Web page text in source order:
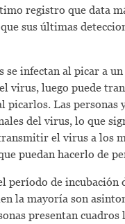
registro que data
sus últimas
se infectan al picar a un
virus, luego puede
picarlos. Las personas
del virus, lo que
el virus a los
puedan hacerlo de
período de incubación
la mayoría son
presentan cuadros